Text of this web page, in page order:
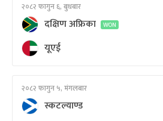
२०८२ फागुन ६, बुधबार
दक्षिण अफ्रिका WON
यूएई
२०८२ फागुन ५, मंगलबार
स्कटल्याण्ड